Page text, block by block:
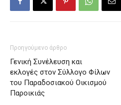
Προηγούμενο άρθρο
Γενική Συνέλευση και
εκλογές στον Σύλλογο Φίλων
του Παραδοσιακού Οικισμού
Παροικιάς